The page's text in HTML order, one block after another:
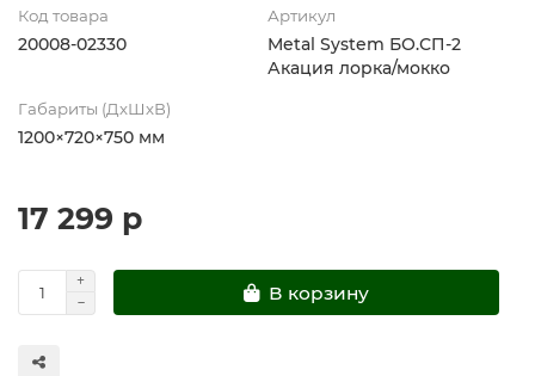
Код товара
20008-02330
Артикул
Metal System БО.СП-2
Акация лорка/мокко
Габариты (ДхШхВ)
1200×720×750 мм
17 299 р
В корзину